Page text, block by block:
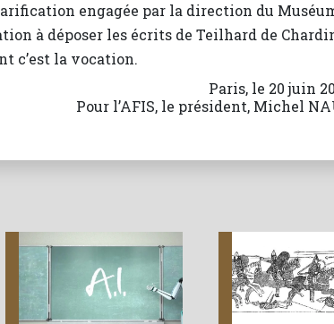
engagée par la direction du
à déposer les écrits de Teilhard de
c’est la vocation.
Paris, le 20 juin
Pour l’AFIS, le président, Michel